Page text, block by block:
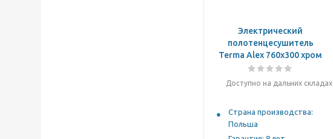
Электрический
полотенцесушитель
Terma Alex 760x300 хром
Доступно на дальних складах
Страна производства:
Польша